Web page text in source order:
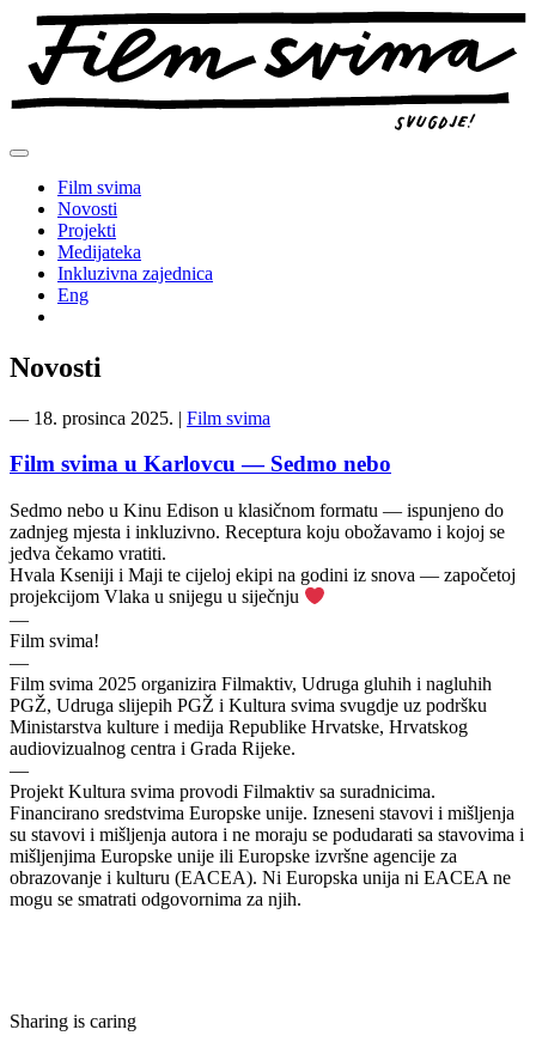
Preskoči
sadržaj
Film svima
Novosti
Projekti
Medijateka
Inkluzivna zajednica
Eng
Novosti
― 18. prosinca 2025. | Film svima
Film svima u Karlovcu — Sedmo nebo
Sedmo nebo u Kinu Edison u klasičnom formatu — ispunjeno do
zadnjeg mjesta i inkluzivno. Receptura koju obožavamo i kojoj se
jedva čekamo vratiti.
Hvala Kseniji i Maji te cijeloj ekipi na godini iz snova — započetoj
projekcijom Vlaka u snijegu u siječnju
—
Film svima!
—
Film svima 2025 organizira Filmaktiv, Udruga gluhih i nagluhih
PGŽ, Udruga slijepih PGŽ i Kultura svima svugdje uz podršku
Ministarstva kulture i medija Republike Hrvatske, Hrvatskog
audiovizualnog centra i Grada Rijeke.
—
Projekt Kultura svima provodi Filmaktiv sa suradnicima.
Financirano sredstvima Europske unije. Izneseni stavovi i mišljenja
su stavovi i mišljenja autora i ne moraju se podudarati sa stavovima i
mišljenjima Europske unije ili Europske izvršne agencije za
obrazovanje i kulturu (EACEA). Ni Europska unija ni EACEA ne
mogu se smatrati odgovornima za njih.
Sharing is caring